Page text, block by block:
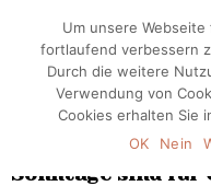
Sonntage sind für
Um unsere
fortlaufend verbessern
Durch die weitere
Verwendung von
Cookies erhalten Sie
OK
Nein